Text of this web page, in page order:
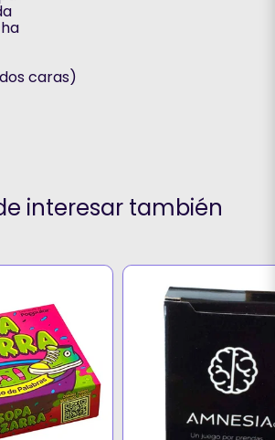
caras)
interesar también